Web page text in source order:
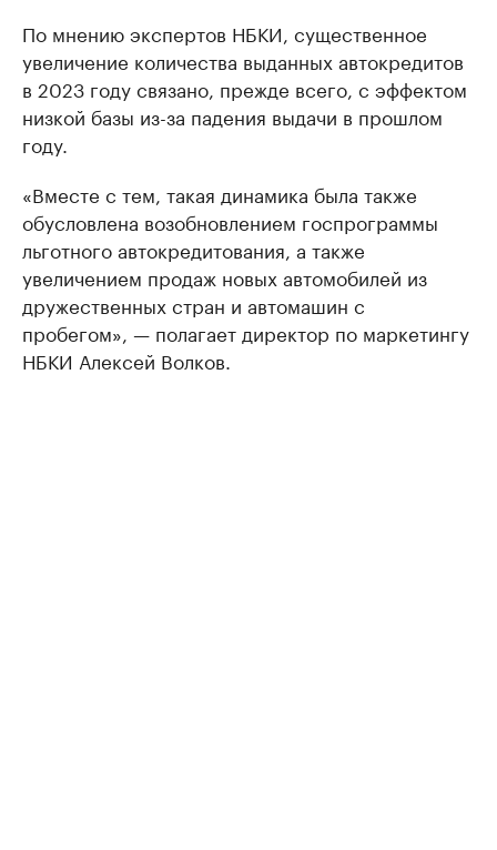
По мнению экспертов НБКИ, существенное
увеличение количества выданных автокредитов
в 2023 году связано, прежде всего, с эффектом
низкой базы из-за падения выдачи в прошлом
году.
«Вместе с тем, такая динамика была также
обусловлена возобновлением госпрограммы
льготного автокредитования, а также
увеличением продаж новых автомобилей из
дружественных стран и автомашин с
пробегом», — полагает директор по маркетингу
НБКИ Алексей Волков.